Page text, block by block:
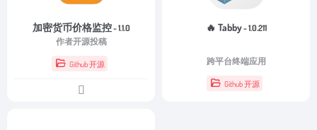
加密货币价格监控- 1.1.0
作者开源投稿
Github 开源
🔥 Tabby- 1.0.211
跨平台终端应用
Github 开源